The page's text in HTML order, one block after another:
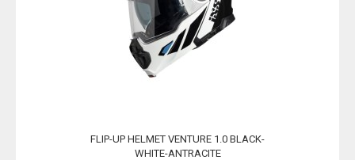
FLIP-UP HELMET VENTURE 1.0 BLACK-
WHITE-ANTRACITE